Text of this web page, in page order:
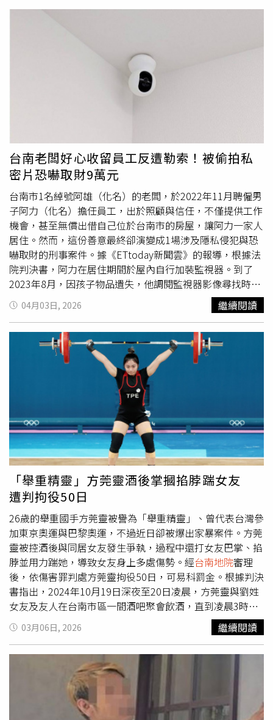
人發現異狀後未送醫，任由男嬰斷氣。事後3人竟合謀棄
屍，由林女與凌女以雙層塑膠袋包裹遺體，再由方男騎機車
載往新市區高鐵橋下排水溝丟棄，企圖滅證。直到同年12
月，社會局追查男嬰去向通報協尋，警方循線找到方男夫
依妨害幼童發育致死、遺棄等罪將3人提起公訴，全案將由
國民法庭審理。
台南老闆好心收留員工反遭勒索！被偷拍私
密片恐嚇取財9萬元
台南市1名綽號阿雄（化名）的老闆，於2022年11月聘僱男
子阿力（化名）擔任員工，出於照顧與信任，不僅提供工作
機會，甚至無償出借自己位於台南市的房屋，讓阿力一家人
居住。然而，這份善意最終卻演變成1場涉及隱私侵犯與恐
嚇取財的刑事案件。據《ETtoday新聞雲》的報導，根據法
院判決書，阿力在居住期間於屋內自行加裝監視器。到了
2023年8月，因孩子物品遺失，他調閱監視器影像尋找時，
意外發現老闆阿雄曾在客廳與他人發生性行為。面對這段私
密影像，阿力並未選擇刪除或保密，反而藉此作為籌碼，向
阿雄進行勒索，聲稱手中握有不雅影片，要求支付9萬元以
換取原始檔案，否則將對外散布。阿雄在接獲威脅後心生恐
懼，擔心隱私外洩帶來的後果，只能透過他人將9萬元交付
給阿力，並成功取回記憶卡。然而，事件對其造成的心理壓
力與生活影響並未因此結束。阿雄事後決定提起告訴，指控
阿力涉犯恐嚇取財罪，並表示自己不僅蒙受9萬元的經濟損
失，更因長期處於恐懼與不安之中，身心受到重大打擊，因
此另外提出附帶民事求償，金額高達200萬元。案件進入審
理程序後，刑事部分認定阿力行為構成恐嚇取財罪，判處有
期徒刑10個月。至於民事賠償方面，阿力雖坦承犯行，也表
示願意返還9萬元，但對於200萬元的求償金額提出異議，
認為過高，請求法院駁回。台南地方法院民事庭法官綜合考
量雙方的社會地位與經濟狀況後，最終判決阿力需賠償35萬
元，未全數採納阿雄的求償金額。整起案件目前仍可依法提
出上訴。
04月03日, 2026 繼續閱讀
「舉重精靈」方莞靈酒後掌摑掐脖踹女友
遭判拘役50日
26歲的舉重國手方莞靈被譽為「舉重精靈」、曾代表台灣參
加東京奧運與巴黎奧運，不過近日卻被爆出家暴案件。方莞
靈被控酒後與同居女友發生爭執，過程中還打女友巴掌、掐
脖並用力踹她，導致女友身上多處傷勢。經台南地院審理
後，依傷害罪判處方莞靈拘役50日，可易科罰金。根據判決
書指出，2024年10月19日深夜至20日凌晨，方莞靈與劉姓
女友及友人在台南市區一間酒吧聚會飲酒，直到凌晨3時左
右才離開。凌晨3時50分許，方莞靈與劉女回到住處後，因
故發生口角，方莞靈情緒失控，徒手掌摑劉女，接著掐住對
方脖子，還用腳踹踢劉女胸腹部。過程中，劉女不斷掙扎但
無果，事後她前往醫院驗傷，診斷結果顯示她的雙頰與右耳
鈍傷、後頸挫傷、左胸腹鈍傷及雙手腕挫傷，且出現右側高
頻聽力障礙，讓她氣得報警提告。
坦承犯行。法院根據友人陳男的證詞、傷勢照片、醫院診斷
03月06日, 2026 繼續閱讀